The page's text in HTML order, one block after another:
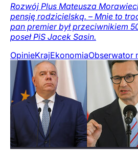
Rozwój Plus Mateusza
pensję rodzicielską. – Mnie to
pan premier był przeciwnikiem
poseł PiS Jacek Sasin.
OpinieKrajEkonomiaObserwator